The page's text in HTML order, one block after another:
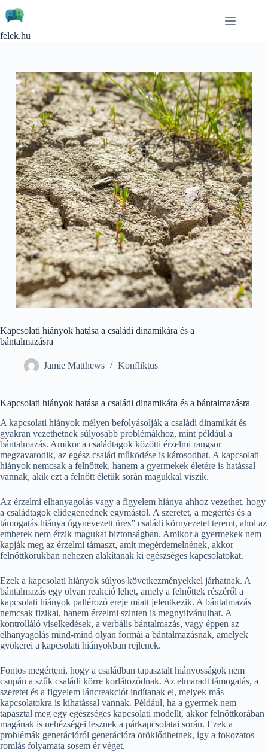
to
content
felek.hu
Kapcsolati hiányok hatása a családi dinamikára és a
bántalmazásra
Jamie Matthews Konfliktus
Kapcsolati hiányok hatása a családi dinamikára és a bántalmazásra
A kapcsolati hiányok mélyen befolyásolják a családi dinamikát és
gyakran vezethetnek súlyosabb problémákhoz, mint például a
bántalmazás. Amikor a családtagok közötti érzelmi rangsor
megzavarodik, az egész család működése is károsodhat. A kapcsolati
hiányok nemcsak a felnőttek, hanem a gyermekek életére is hatással
vannak, akik ezt a felnőtt életük során magukkal viszik.
Az érzelmi elhanyagolás vagy a figyelem hiánya ahhoz vezethet, hogy
a családtagok elidegenednek egymástól. A szeretet, a megértés és a
támogatás hiánya úgynevezett üres” családi környezetet teremt, ahol az
emberek nem érzik magukat biztonságban. Amikor a gyermekek nem
kapják meg az érzelmi támaszt, amit megérdemelnének, akkor
felnőttkorukban nehezen alakítanak ki egészséges kapcsolatokat.
Ezek a kapcsolati hiányok súlyos következményekkel járhatnak. A
bántalmazás egy olyan reakció lehet, amely a felnőttek részéről a
kapcsolati hiányok pallérozó ereje miatt jelentkezik. A bántalmazás
nemcsak fizikai, hanem érzelmi szinten is megnyilvánulhat. A
kontrolláló viselkedések, a verbális bántalmazás, vagy éppen az
elhanyagolás mind-mind olyan formái a bántalmazásnak, amelyek
gyökerei a kapcsolati hiányokban rejlenek.
Fontos megérteni, hogy a családban tapasztalt hiányosságok nem
csupán a szűk családi körre korlátozódnak. Az elmaradt támogatás, a
szeretet és a figyelem láncreakciót indítanak el, melyek más
kapcsolatokra is kihatással vannak. Például, ha a gyermek nem
tapasztal meg egy egészséges kapcsolati modellt, akkor felnőttkorában
magának is nehézségei lesznek a párkapcsolatai során. Ezek a
problémák generációról generációra öröklődhetnek, így a fokozatos
romlás folyamata sosem ér véget.